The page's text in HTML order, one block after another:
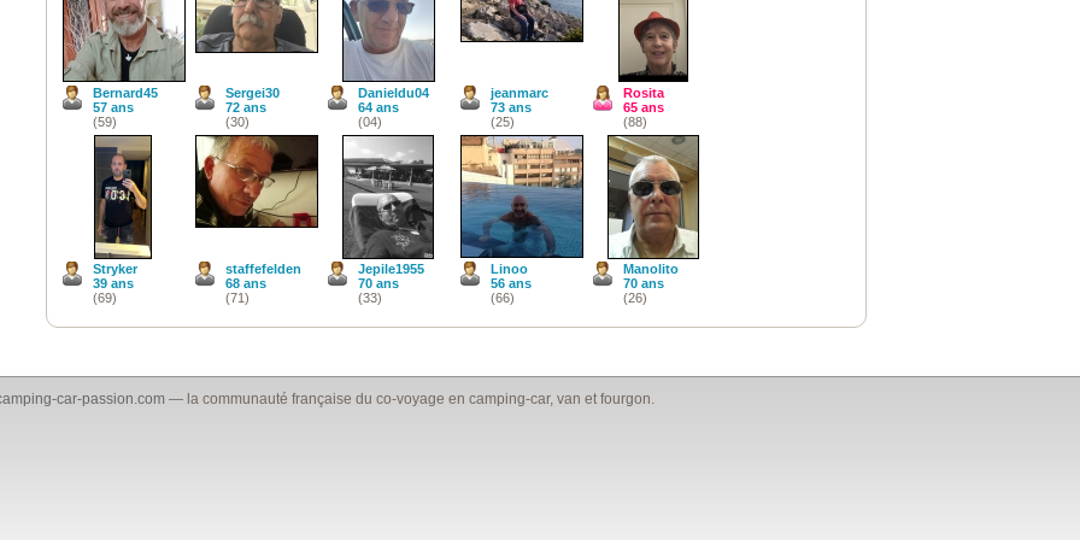
Bernard45
57 ans
(59)
Sergei30
72 ans
(30)
Danieldu04
64 ans
(04)
jeanmarc
73 ans
(25)
Rosita
65 ans
(88)
Stryker
39 ans
(69)
staffefelden
68 ans
(71)
Jepile1955
70 ans
(33)
Linoo
56 ans
(66)
Manolito
70 ans
(26)
car-passion.com — la communauté française du co-voyage en camping-car, van et fourgon.